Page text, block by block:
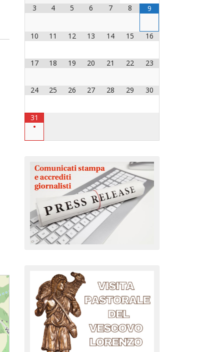
3 4 5 6 7 8 9
10 11 12 13 14 15 16
17 18 19 20 21 22 23
24 25 26 27 28 29 30
31
•